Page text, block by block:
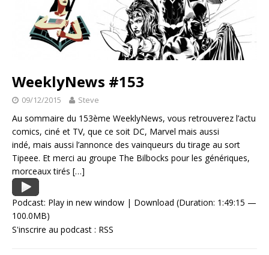
WeeklyNews #153
09/12/2015 Steve
Au sommaire du 153ème WeeklyNews, vous retrouverez l’actu
comics, ciné et TV, que ce soit DC, Marvel mais aussi
indé, mais aussi l’annonce des vainqueurs du tirage au sort
Tipeee. Et merci au groupe The Bilbocks pour les génériques,
morceaux tirés […]
Podcast: Play in new window | Download (Duration: 1:49:15 —
100.0MB)
S'inscrire au podcast : RSS